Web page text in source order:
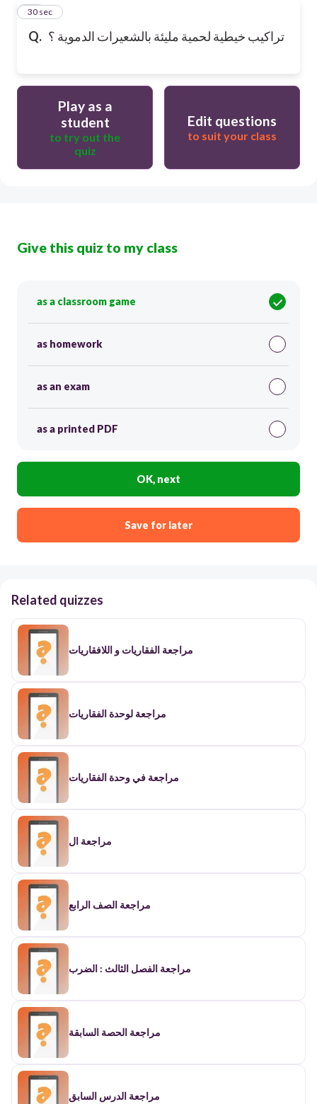
Q. تراكيب خيطية لحمية مليئة بالشعيرات الدموية ؟
14
30 sec
Play as a
student
to try out the
quiz
Edit questions
to suit your class
Give this quiz to my class
as a classroom game
as homework
as an exam
as a printed PDF
OK, next
Save for later
Related quizzes
مراجعة الفقاريات و اللافقاريات
مراجعة لوحدة الفقاريات
مراجعة في وحدة الفقاريات
مراجعة ال
مراجعة الصف الرابع
مراجعة الفصل الثالث : الضرب
مراجعة الحصة السابقة
مراجعة الدرس السابق